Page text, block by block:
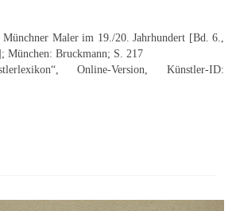
Künstler
Künstler
Maler im 19./20. Jahrhundert [Bd. 6.,
München: Bruckmann; S. 217
Online-Version, Künstler-ID: